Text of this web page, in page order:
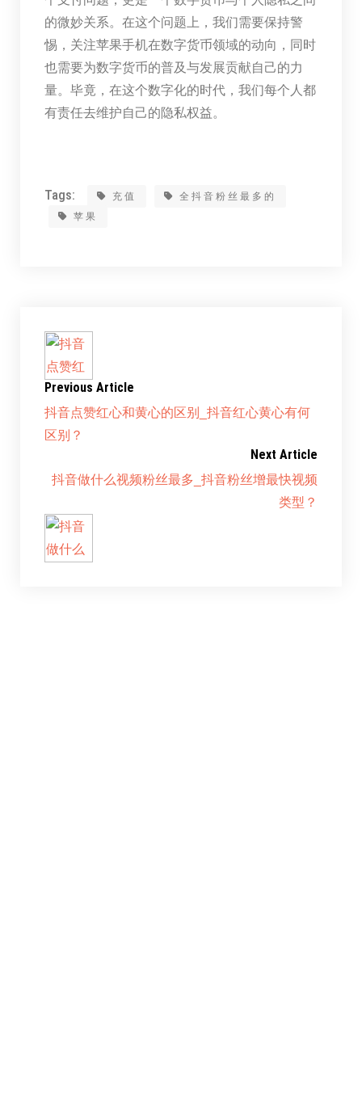
的微妙关系。在这个问题上，我们需要保持警
惕，关注苹果手机在数字货币领域的动向，同时
也需要为数字货币的普及与发展贡献自己的力
量。毕竟，在这个数字化的时代，我们每个人都
有责任去维护自己的隐私权益。
Tags: 充值
全抖音粉丝最多的
苹果
Previous Article
抖音点赞红心和黄心的区别_抖音红心黄心有何
区别？
Next Article
抖音做什么视频粉丝最多_抖音粉丝增最快视频
类型？